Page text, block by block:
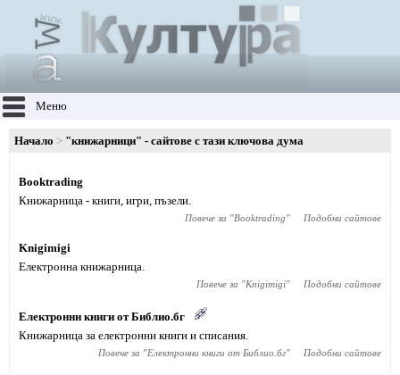
Меню
Начало "книжарници" - сайтове с тази ключова дума
Booktrading
Книжарница - книги, игри, пъзели.
Повече за "Booktrading" Подобни сайтове
Knigimigi
Електронна книжарница.
Повече за "Knigimigi" Подобни сайтове
Електронни книги от Библио.бг
Книжарница за електронни книги и списания.
Повече за "Електронни книги от Библио.бг" Подобни сайтове